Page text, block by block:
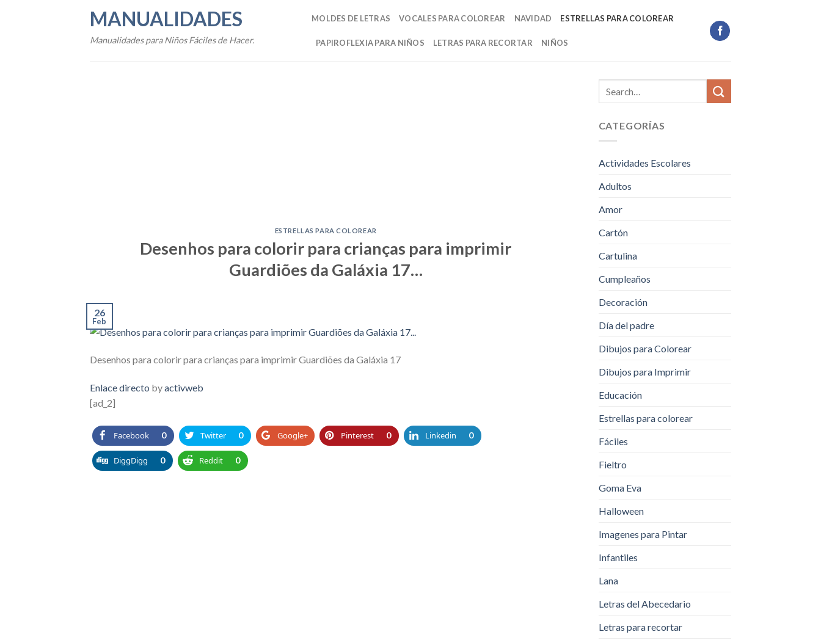
MANUALIDADES
Manualidades para Niños Fáciles de Hacer.
MOLDES DE LETRAS VOCALES PARA COLOREAR NAVIDAD ESTRELLAS PARA COLOREAR
PAPIROFLEXIA PARA NIÑOS LETRAS PARA RECORTAR NIÑOS
ESTRELLAS PARA COLOREAR
Desenhos para colorir para crianças para imprimir
Guardiões da Galáxia 17…
26
Feb
Desenhos para colorir para crianças para imprimir Guardiões da Galáxia 17
Enlace directo byactivweb
[ad_2]
Facebook 0 Twitter 0 Google+ Pinterest 0 Linkedin 0
DiggDigg 0 Reddit 0
CATEGORÍAS
Actividades Escolares
Adultos
Amor
Cartón
Cartulina
Cumpleaños
Decoración
Día del padre
Dibujos para Colorear
Dibujos para Imprimir
Educación
Estrellas para colorear
Fáciles
Fieltro
Goma Eva
Halloween
Imagenes para Pintar
Infantiles
Lana
Letras del Abecedario
Letras para recortar